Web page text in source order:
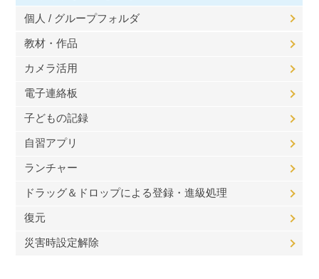
個人 / グループフォルダ
教材・作品
カメラ活用
電子連絡板
子どもの記録
自習アプリ
ランチャー
ドラッグ＆ドロップによる登録・進級処理
復元
災害時設定解除